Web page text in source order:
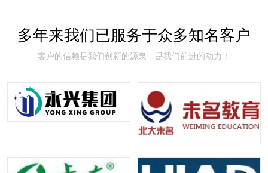
多年来我们已服务于众多知名客户
客户的信赖是我们创新的源泉，是我们前进的动力！